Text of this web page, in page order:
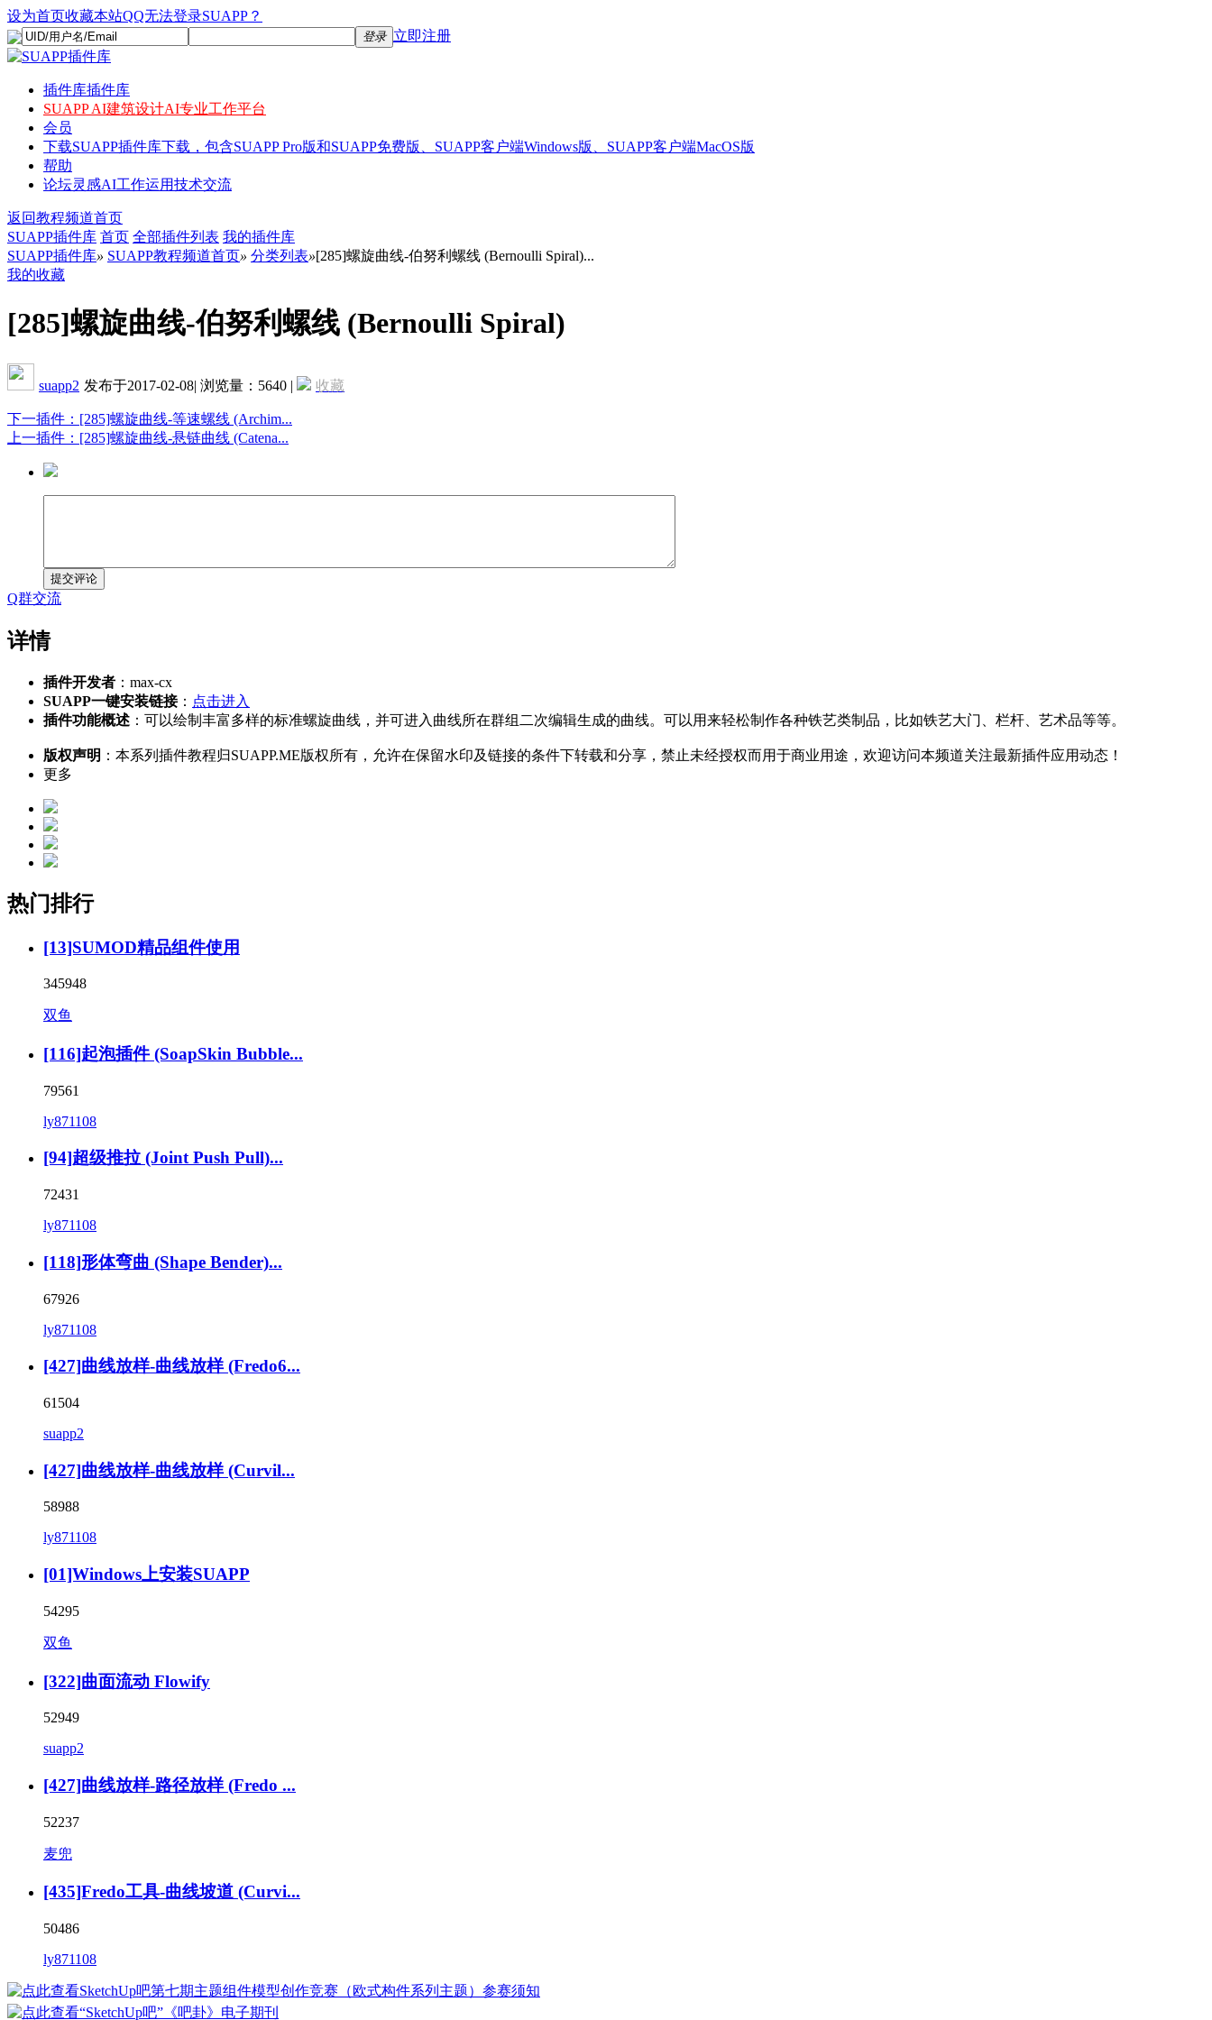
设为首页收藏本站QQ无法登录SUAPP？
登录 立即注册
插件库插件库
SUAPP AI建筑设计AI专业工作平台
会员
下载SUAPP插件库下载，包含SUAPP Pro版和SUAPP免费版、SUAPP客户端Windows版、SUAPP客户端MacOS版
帮助
论坛灵感AI工作运用技术交流
返回教程频道首页
SUAPP插件库 首页 全部插件列表 我的插件库
SUAPP插件库» SUAPP教程频道首页» 分类列表»[285]螺旋曲线-伯努利螺线 (Bernoulli Spiral)...
我的收藏
[285]螺旋曲线-伯努利螺线 (Bernoulli Spiral)
suapp2 发布于2017-02-08| 浏览量：5640 | 收藏
下一插件：[285]螺旋曲线-等速螺线 (Archim...
上一插件：[285]螺旋曲线-悬链曲线 (Catena...
提交评论
Q群交流
详情
插件开发者 ：max-cx
SUAPP一键安装链接： 点击进入
插件功能概述 ：可以绘制丰富多样的标准螺旋曲线，并可进入曲线所在群组二次编辑生成的曲线。可以用来轻松制作各种铁艺类制品，比如铁艺大门、栏杆、艺术品等等。
版权声明 ：本系列插件教程归SUAPP.ME版权所有，允许在保留水印及链接的条件下转载和分享，禁止未经授权而用于商业用途，欢迎访问本频道关注最新插件应用动态！
更多
热门排行
[13]SUMOD精品组件使用
345948
双鱼
[116]起泡插件 (SoapSkin Bubble...
79561
ly871108
[94]超级推拉 (Joint Push Pull)...
72431
ly871108
[118]形体弯曲 (Shape Bender)...
67926
ly871108
[427]曲线放样-曲线放样 (Fredo6...
61504
suapp2
[427]曲线放样-曲线放样 (Curvil...
58988
ly871108
[01]Windows上安装SUAPP
54295
双鱼
[322]曲面流动 Flowify
52949
suapp2
[427]曲线放样-路径放样 (Fredo ...
52237
麦兜
[435]Fredo工具-曲线坡道 (Curvi...
50486
ly871108